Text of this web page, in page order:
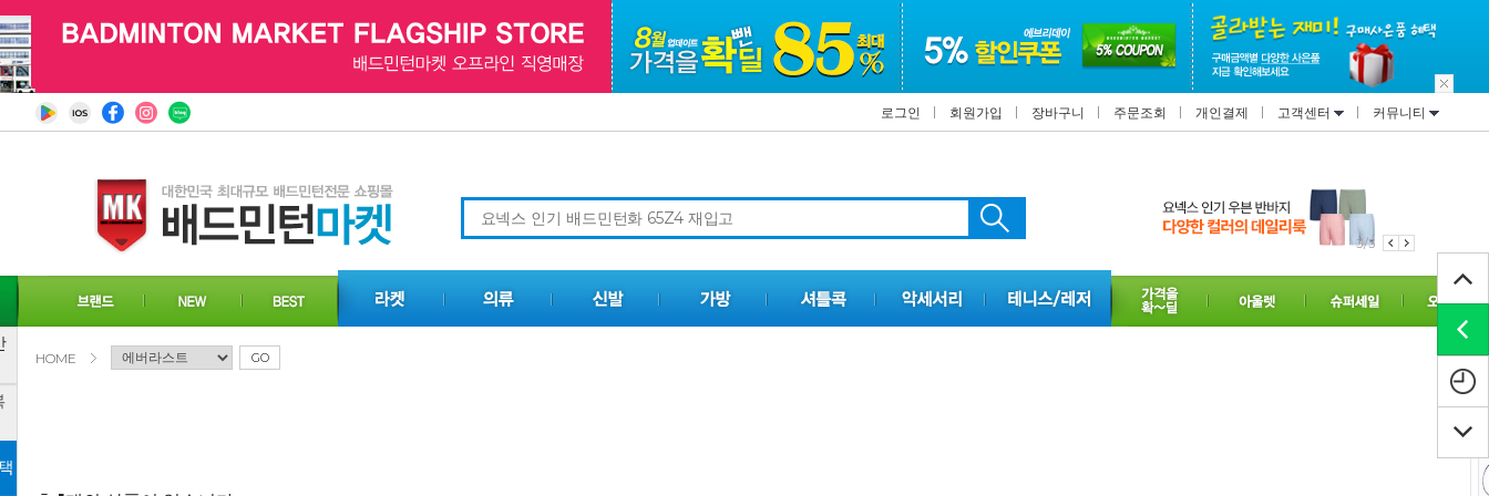
로그인 회원가입 장바구니 주문조회 개인결제 고객센터 커뮤니티
3/3
HOME GO